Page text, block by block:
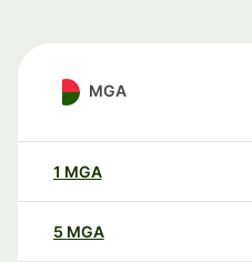
MGA
1 MGA
5 MGA